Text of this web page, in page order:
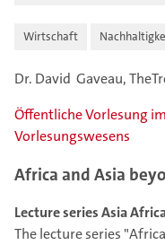
Wirtschaft
Dr. David Gaveau,
Öffentliche Vorlesung
Vorlesungswesens
Africa and Asia
Lecture series Asia
The lecture series